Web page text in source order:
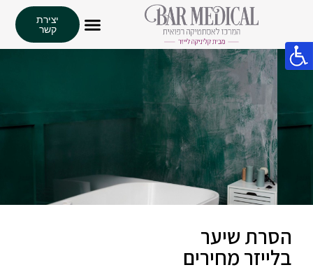
יצירת
קשר
הסרת שיער
בלייזר מחירים